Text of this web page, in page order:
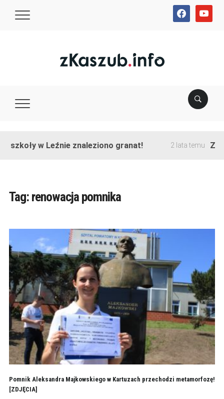
facebookyoutube
szkoły w Leźnie znaleziono granat! 2 lata temu
Tag: renowacja pomnika
Pomnik Aleksandra Majkowskiego w Kartuzach przechodzi metamorfozę!
[ZDJĘCIA]